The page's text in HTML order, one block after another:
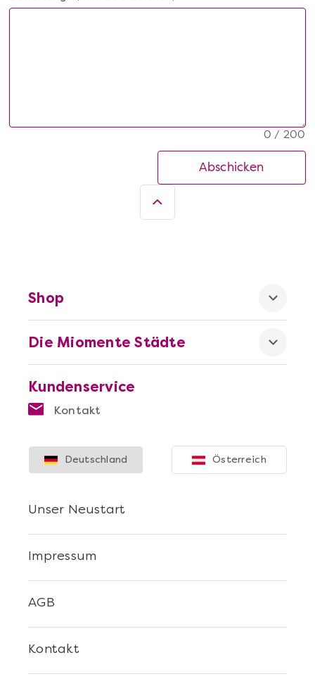
0 / 200
Abschicken
Kundenservice
Kontakt
Die Miomente Städte
Shop
Kontakt
AGB
Impressum
Unser Neustart
Deutschland Österreich